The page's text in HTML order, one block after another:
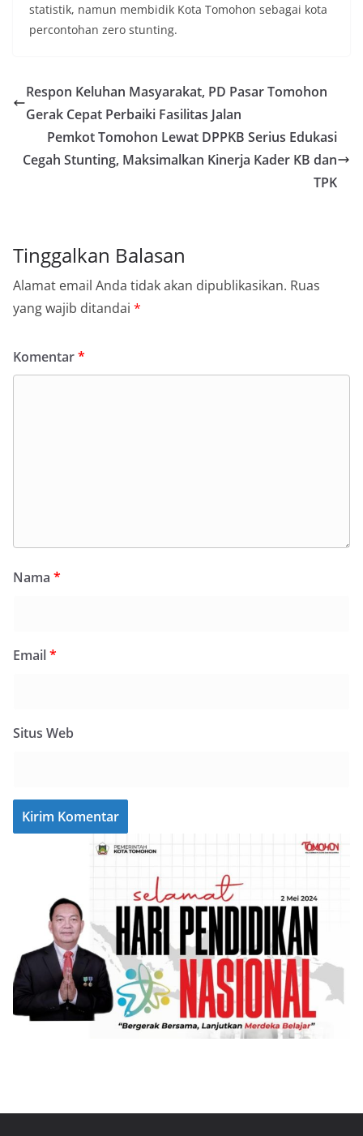
statistik, namun membidik Kota Tomohon sebagai kota
percontohan zero stunting.
Respon Keluhan Masyarakat, PD Pasar Tomohon
Gerak Cepat Perbaiki Fasilitas Jalan
Pemkot Tomohon Lewat DPPKB Serius Edukasi
Cegah Stunting, Maksimalkan Kinerja Kader KB dan
TPK
Tinggalkan Balasan
Alamat email Anda tidak akan dipublikasikan. Ruas
yang wajib ditandai *
Komentar*
Nama *
Email*
Situs Web